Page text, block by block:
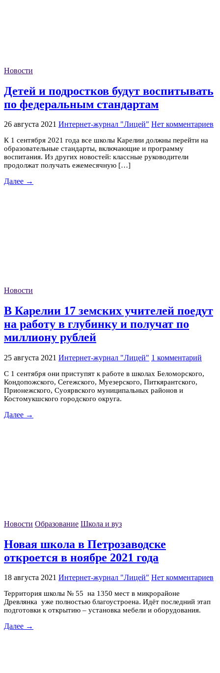
Новости
Детей и подростков будут воспитывать
по федеральным стандартам
26 августа 2021 Интернет-журнал "Лицей" Нет комментариев
К 1 сентября 2021 года все школы Карелии должны перейти на
образовательные стандарты, включающие и программу
воспитания. Из других новостей: классные руководители
продолжат получать ежемесячную […]
Далее →
Новости
В Карелии 17 земских учителей поедут
на работу в глубинку и получат по
миллиону рублей
25 августа 2021 Интернет-журнал "Лицей" 1 комментарий
С 1 сентября они приступят к работе в школах Беломорского,
Кондопожского, Сегежского, Муезерского, Питкярантского,
Прионежского, Суоярвского муниципальных районов и
Костомукшского городского округа.
Далее →
Новости Образование Школа и вуз
Новая школа в Петрозаводске
откроется в ноябре 2021 года
18 августа 2021 Интернет-журнал "Лицей" Нет комментариев
Территория школы № 55 на 1350 мест в микрорайоне
Древлянка уже полностью благоустроена. Идёт последний этап
подготовки к открытию – установка мебели и оборудования.
Далее →